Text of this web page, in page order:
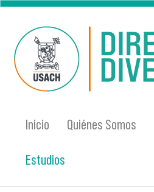
Pasar al contenido principal
Inicio Quiénes Somos
Estudios